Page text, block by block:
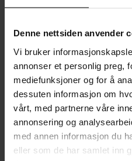
Denne nettsiden anvender
Vi bruker
annonser et personlig preg,
mediefunksjoner og for å
dessuten informasjon om
vårt, med partnerne våre
annonsering og
med annen informasjon du
eller som de har samlet inn
gyngestolen ideell for både
avslappende øyeblikk på
eller i hagen. Enkel
følger med.
Tekniske data:
Farge:Grått stoff,